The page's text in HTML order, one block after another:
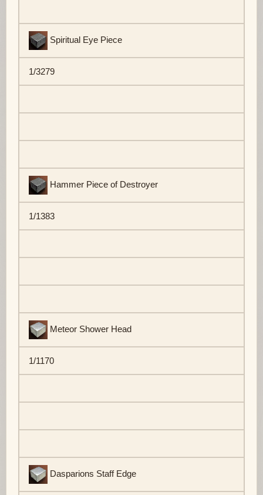
Spiritual Eye Piece
1/3279
Hammer Piece of Destroyer
1/1383
Meteor Shower Head
1/1170
Dasparions Staff Edge